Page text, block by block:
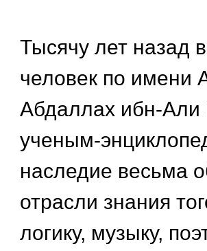
Тысячу лет назад
человек по имени
Абдаллах ибн-
ученым-
наследие весьма
отрасли знания
логику, музыку,